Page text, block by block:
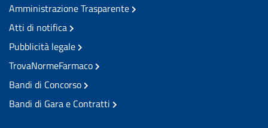
Amministrazione Trasparente
Atti di notifica
Pubblicità legale
TrovaNormeFarmaco
Bandi di Concorso
Bandi di Gara e Contratti